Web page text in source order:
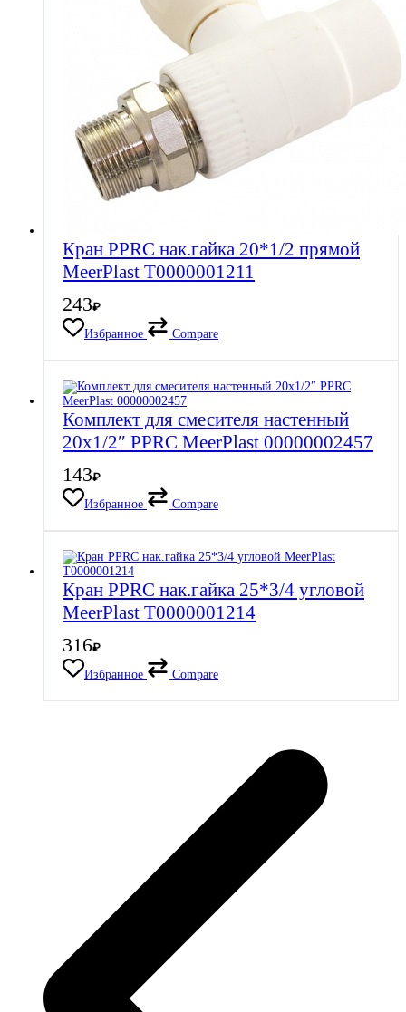
Кран PPRC нак.гайка 20*1/2 прямой
MeerPlast Т0000001211
243₽
Избранное
Compare
Комплект для смесителя настенный
20х1/2″ PPRC MeerPlast 00000002457
143₽
Избранное
Compare
Кран PPRC нак.гайка 25*3/4 угловой
MeerPlast Т0000001214
316₽
Избранное
Compare